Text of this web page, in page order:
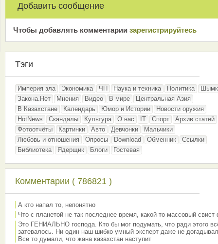
Добавить сообщение
Чтобы добавлять комментарии зарeгиcтрирyйтeсь
Тэги
Империя зла Экономика ЧП Наука и техника Политика
Закона.Нет
Мнения Видео В мире
Центральная Азия
В Казахстане
Календарь Юмор и Истории
Новости оружия
HotNews
Скандалы Культура О нас IT Спорт
Архив статей
Фотоотчёты
Картинки Авто Девчонки
Мальчики
Любовь и отношения
Опросы Download Обменник
Ссылки
Библиотека
Ядерщик Блоги Гостевая
Комментарии ( 786821 )
А кто напал то, непонятно
Что с планетой не так последнее время, какой-то массовый свист
Это ГЕНИАЛЬНО господа. Кто бы мог подумать, что ради этого
затевалось. Ни один наш шибко умный эксперт даже не
Все то думали, что жана казахстан наступит